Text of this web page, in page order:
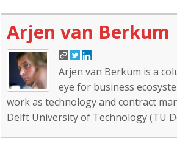
Arjen van Berkum
Arjen van Berkum is a
eye for business
work as technology and contract
Delft University of Technology (TU